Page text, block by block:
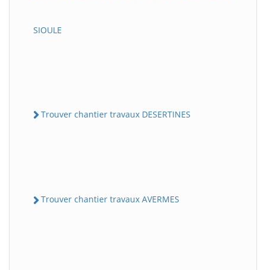
SIOULE
Trouver chantier travaux DESERTINES
Trouver chantier travaux AVERMES